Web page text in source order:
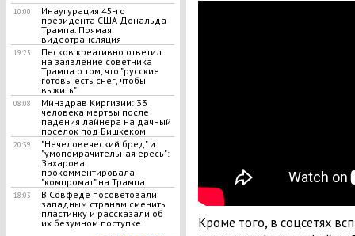
10:00
Инаугурация 45-го
президента США Дональда
Трампа. Прямая
видеотрансляция
19:25
Песков креативно ответил
на заявление советника
Трампа о том, что "русские
готовы есть снег, чтобы
выжить"
08:08
Минздрав Киргизии: 33
человека мертвы после
падения лайнера на дачный
поселок под Бишкеком
20:39
"Нечеловеческий бред" и
"умопомрачительная ересь":
Захарова
прокомментировала
"компромат" на Трампа
18:03
В Совфеде посоветовали
западным странам сменить
пластинку и рассказали об
их безумном поступке
Кроме того, в соцсетях